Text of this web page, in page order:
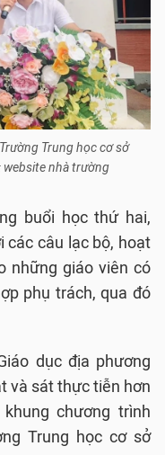
Trung học cơ sở
website nhà trường
buổi học thứ hai,
các câu lạc bộ, hoạt
những giáo viên có
phụ trách, qua đó
dục địa phương
và sát thực tiễn hơn
chương trình
Trung học cơ sở